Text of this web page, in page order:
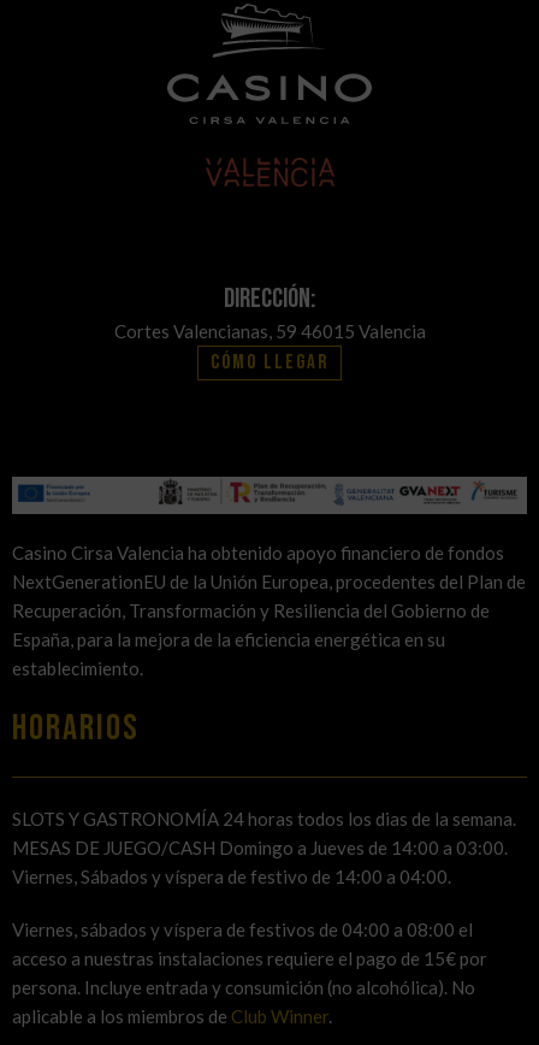
Dirección:
Cortes Valencianas, 59 46015 Valencia
Cómo llegar
Casino Cirsa Valencia ha obtenido apoyo financiero de fondos
NextGenerationEU de la Unión Europea, procedentes del Plan de
Recuperación, Transformación y Resiliencia del Gobierno de
España, para la mejora de la eficiencia energética en su
establecimiento.
HORARIOS
SLOTS Y GASTRONOMÍA 24 horas todos los dias de la semana.
MESAS DE JUEGO/CASH Domingo a Jueves de 14:00 a 03:00.
Viernes, Sábados y víspera de festivo de 14:00 a 04:00.
Viernes, sábados y víspera de festivos de 04:00 a 08:00 el
acceso a nuestras instalaciones requiere el pago de 15€ por
persona. Incluye entrada y consumición (no alcohólica). No
aplicable a los miembros de Club Winner.